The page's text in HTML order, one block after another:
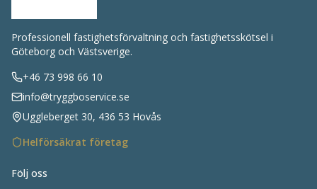
Professionell fastighetsförvaltning och fastighetsskötsel i
Göteborg och Västsverige.
+46 73 998 66 10
info@tryggboservice.se
Uggleberget 30, 436 53 Hovås
Helförsäkrat företag
Följ oss